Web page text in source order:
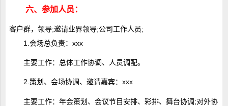
六、参加人员：
客户群，领导;邀请业界领导;公司工作人员;
1.会场总负责：xxx
主要工作：总体工作协调、人员调配。
2.策划、会场协调、邀请嘉宾：xxx
主要工作：年会策划、会议节目安排、彩排、舞台协调;对外协